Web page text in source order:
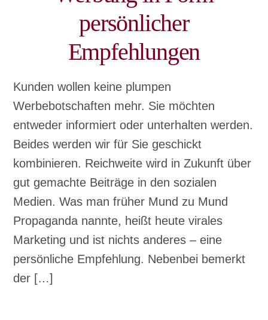
persönlicher
Empfehlungen
Kunden wollen keine plumpen
Werbebotschaften mehr. Sie möchten
entweder informiert oder unterhalten werden.
Beides werden wir für Sie geschickt
kombinieren. Reichweite wird in Zukunft über
gut gemachte Beiträge in den sozialen
Medien. Was man früher Mund zu Mund
Propaganda nannte, heißt heute virales
Marketing und ist nichts anderes – eine
persönliche Empfehlung. Nebenbei bemerkt
der […]